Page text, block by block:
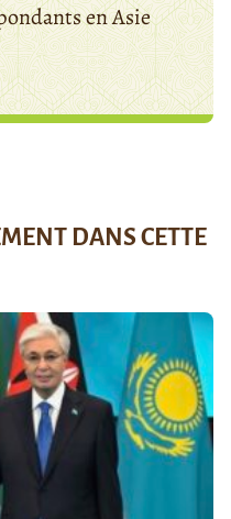
en Asie
DANS CETTE